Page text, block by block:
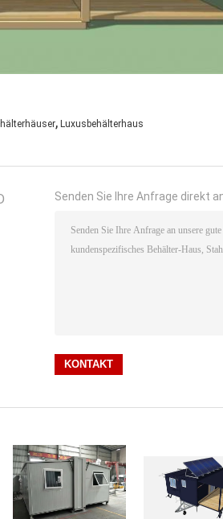
, Luxusbehälterhaus
Senden Sie Ihre Anfrage direkt